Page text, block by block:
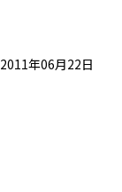
2011年06月22日